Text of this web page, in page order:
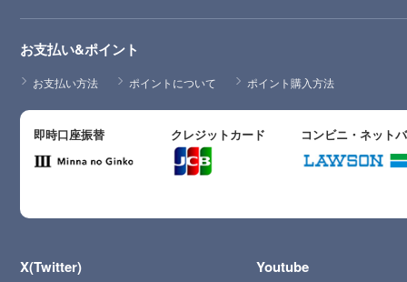
お支払い&ポイント
お支払い方法 ポイントについて ポイント購入方法
即時口座振替 クレジットカード コンビニ・ネット
X(Twitter) Youtube